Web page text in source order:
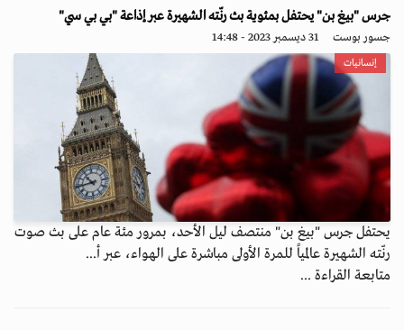
جرس "بيغ بن" يحتفل بمئوية بث رنّته الشهيرة عبر إذاعة "بي بي سي"
جسور بوست 31 ديسمبر 2023 - 14:48
إنسانيات
يحتفل جرس "بيغ بن" منتصف ليل الأحد، بمرور مئة عام على بث صوت
رنّته الشهيرة عالمياً للمرة الأولى مباشرة على الهواء، عبر أ...
متابعة القراءة ...